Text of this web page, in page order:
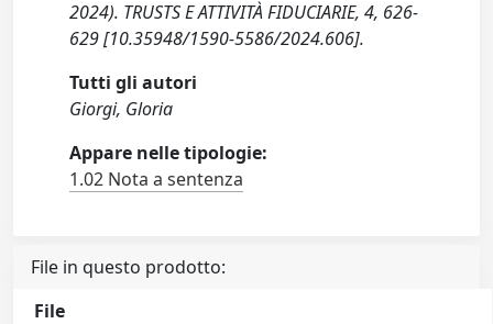
2024). TRUSTS E ATTIVITÀ FIDUCIARIE, 4, 626-
629 [10.35948/1590-5586/2024.606].
Tutti gli autori
Giorgi, Gloria
Appare nelle tipologie:
1.02 Nota a sentenza
File in questo prodotto:
File